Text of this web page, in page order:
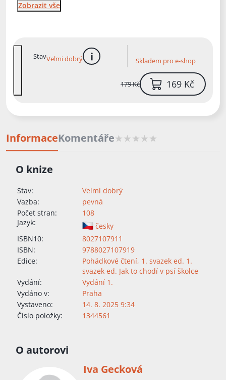
Zobrazit vše
StavVelmi dobrý více informací Skladem pro e-shop
179 Kč 169 Kč
InformaceKomentáře
O knize
Stav:
Velmi dobrý
Vazba:
pevná
Počet stran:
108
Jazyk:
česky
ISBN10:
8027107911
ISBN:
9788027107919
Edice:
Pohádkové čtení, 1. svazek ed. 1.
svazek ed. Jak to chodí v psí školce
Vydání:
Vydání 1.
Vydáno v:
Praha
Vystaveno:
14. 8. 2025 9:34
Číslo položky:
1344561
O autorovi
Iva Gecková